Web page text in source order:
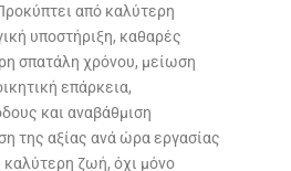
από καλύτερη
υποστήριξη, καθαρές
σπατάλη χρόνου, μείωση
επάρκεια,
και αναβάθμιση
της αξίας ανά ώρα εργασίας
καλύτερη ζωή, όχι μόνο